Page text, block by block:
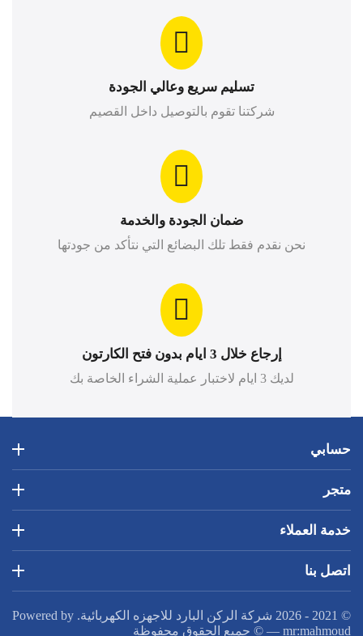
تسليم سريع وعالي الجودة
شركتنا تقوم بالتوصيل داخل القصيم
ضمان الجودة والخدمة
نحن نقدم فقط تلك البضائع التي نتأكد من جودتها
إرجاع خلال 3 ايام بدون فتح الكارتون
لديك 3 ايام لاختبار عملية الشراء الخاصة بك
حسابي
متجر
خدمة العملاء
اتصل بنا
© 2021 - 2026 شركة الركن البارد للاجهزه الكهربائية. Powered by
mr:mahmoud
— © جميع الحقوق محفوظة